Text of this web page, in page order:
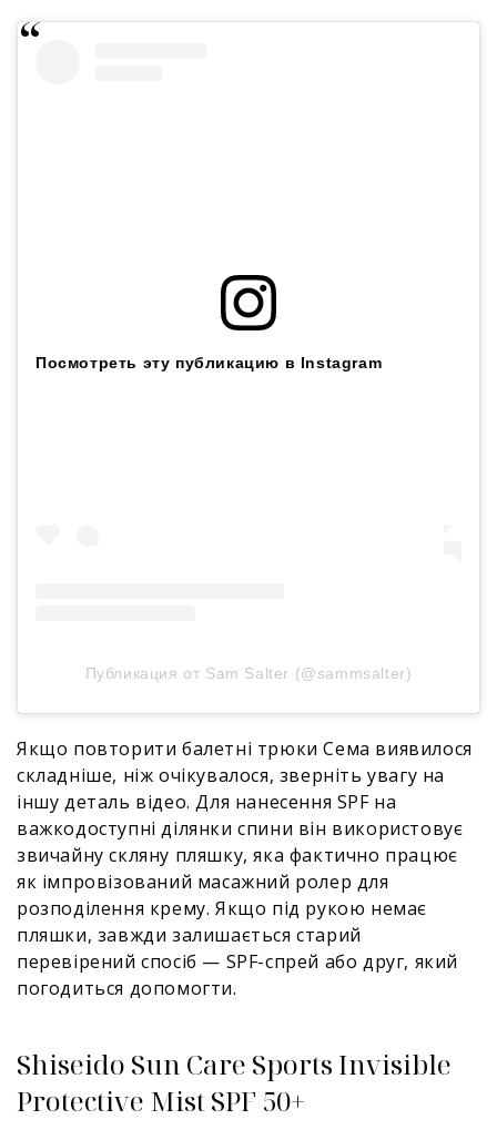
Посмотреть эту публикацию в Instagram
Публикация от Sam Salter (@sammsalter)
Якщо повторити балетні трюки Сема виявилося
складніше, ніж очікувалося, зверніть увагу на
іншу деталь відео. Для нанесення SPF на
важкодоступні ділянки спини він використовує
звичайну скляну пляшку, яка фактично працює
як імпровізований масажний ролер для
розподілення крему. Якщо під рукою немає
пляшки, завжди залишається старий
перевірений спосіб — SPF-спрей або друг, який
погодиться допомогти.
Shiseido Sun Care Sports Invisible
Protective Mist SPF 50+